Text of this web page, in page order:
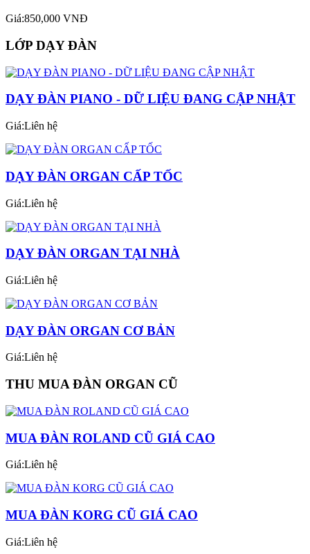
Giá:850,000 VNĐ
LỚP DẠY ĐÀN
DẠY ĐÀN PIANO - DỮ LIỆU ĐANG CẬP NHẬT
Giá:Liên hệ
DẠY ĐÀN ORGAN CẤP TỐC
Giá:Liên hệ
DẠY ĐÀN ORGAN TẠI NHÀ
Giá:Liên hệ
DẠY ĐÀN ORGAN CƠ BẢN
Giá:Liên hệ
THU MUA ĐÀN ORGAN CŨ
MUA ĐÀN ROLAND CŨ GIÁ CAO
Giá:Liên hệ
MUA ĐÀN KORG CŨ GIÁ CAO
Giá:Liên hệ